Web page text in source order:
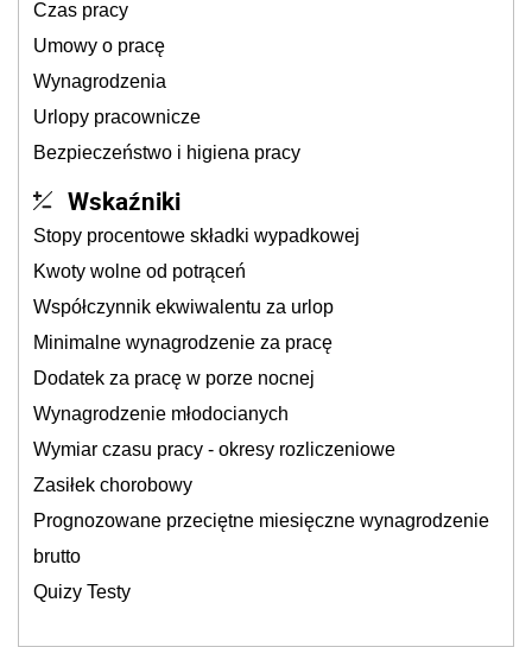
Czas pracy
Umowy o pracę
Wynagrodzenia
Urlopy pracownicze
Bezpieczeństwo i higiena pracy
Wskaźniki
Stopy procentowe składki wypadkowej
Kwoty wolne od potrąceń
Współczynnik ekwiwalentu za urlop
Minimalne wynagrodzenie za pracę
Dodatek za pracę w porze nocnej
Wynagrodzenie młodocianych
Wymiar czasu pracy - okresy rozliczeniowe
Zasiłek chorobowy
Prognozowane przeciętne miesięczne wynagrodzenie
brutto
Quizy Testy